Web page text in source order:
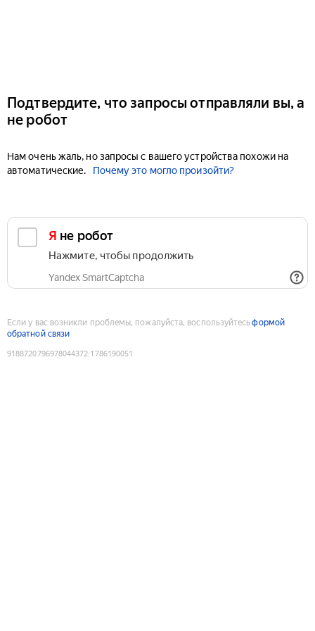
Подтвердите, что запросы отправляли вы, а
не робот
Нам очень жаль, но запросы с вашего устройства похожи на
автоматические.
Почему это могло произойти?
Я не робот
Нажмите, чтобы продолжить
Yandex SmartCaptcha
Если у вас возникли проблемы, пожалуйста, воспользуйтесьформой
обратной связи
9188720796978044372:1786190051